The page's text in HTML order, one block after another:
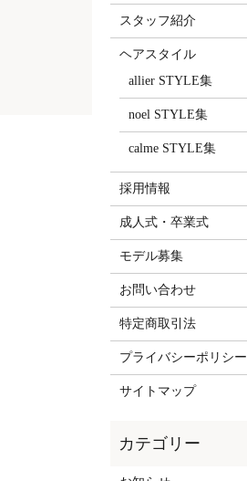
スタッフ紹介
ヘアスタイル
allier STYLE集
noel STYLE集
calme STYLE集
採用情報
成人式・卒業式
モデル募集
お問い合わせ
特定商取引法
プライバシーポリシー
サイトマップ